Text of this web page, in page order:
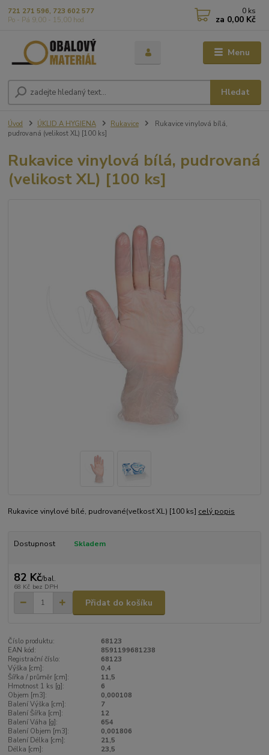
Menu
Hledat
721 271 596, 723 602 577
Po - Pá 9,00 - 15,00 hod
0 ks
za 0,00 Kč
Úvod ÚKLID A HYGIENA Rukavice
Rukavice vinylová bílá,
pudrovaná (velikost XL) [100 ks]
Rukavice vinylová bílá, pudrovaná
(velikost XL) [100 ks]
Rukavice vinylové bílé, pudrované(veľkosť XL) [100 ks] celý popis
Dostupnost Skladem
82 Kč/bal.
68 Kč bez DPH
Přidat do košíku
Číslo produktu:
68123
EAN kód:
8591199681238
Registrační číslo:
68123
Výška [cm]:
0,4
Šířka / průměr [cm]:
11,5
Hmotnost 1 ks [g]:
6
Objem [m3]:
0,000108
Balení Výška [cm]:
7
Balení Šířka [cm]:
12
Balení Váha [g]:
654
Balení Objem [m3]:
0,001806
Balení Délka [cm]:
21,5
Délka [cm]:
23,5